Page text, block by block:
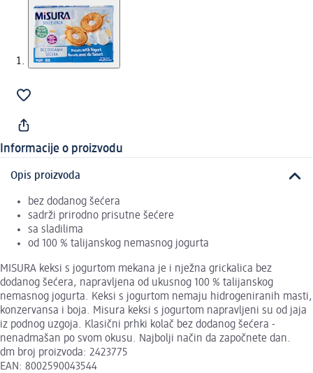
Informacije o proizvodu
Opis proizvoda
bez dodanog šećera
sadrži prirodno prisutne šećere
sa sladilima
od 100 % talijanskog nemasnog jogurta
MISURA keksi s jogurtom mekana je i nježna grickalica bez
dodanog šećera, napravljena od ukusnog 100 % talijanskog
nemasnog jogurta. Keksi s jogurtom nemaju hidrogeniranih masti,
konzervansa i boja. Misura keksi s jogurtom napravljeni su od jaja
iz podnog uzgoja. Klasični prhki kolač bez dodanog šećera -
nenadmašan po svom okusu. Najbolji način da započnete dan.
dm broj proizvoda: 2423775
EAN: 8002590043544